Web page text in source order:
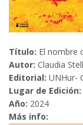
Título: El nombre
Autor: Claudia
Editorial: UNHur-
Lugar de Edición:
Año: 2024
Más info: